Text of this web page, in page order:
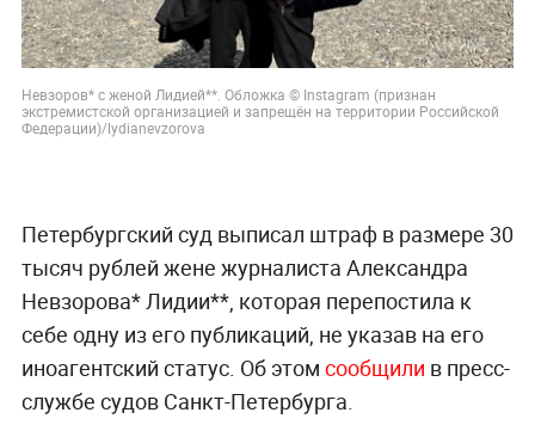
Невзоров* с женой Лидией**. Обложка © Instagram (признан
экстремистской организацией и запрещён на территории Российской
Федерации)/lydianevzorova
Петербургский суд выписал штраф в размере 30
тысяч рублей жене журналиста Александра
Невзорова* Лидии**, которая перепостила к
себе одну из его публикаций, не указав на его
иноагентский статус. Об этом сообщили в пресс-
службе судов Санкт-Петербурга.